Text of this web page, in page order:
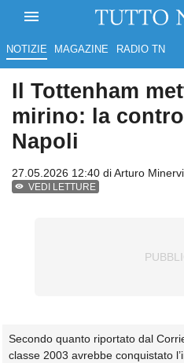
NOTIZIE MAGAZINE RADIO TN
Il Tottenham
mirino: la
Napoli
27.05.2026 12:40 diArturo
VEDI LETTURE
Secondo quanto riportato dal
classe 2003 avrebbe conquistato